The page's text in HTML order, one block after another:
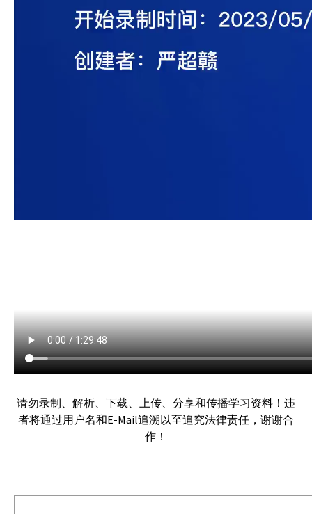
请勿录制、解析、下载、上传、分享和传播学习资料！违
者将通过用户名和E-Mail追溯以至追究法律责任，谢谢合
作！